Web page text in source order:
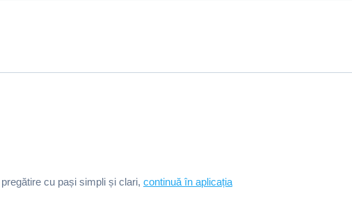
cu pași simpli și clari, continuă în aplicația